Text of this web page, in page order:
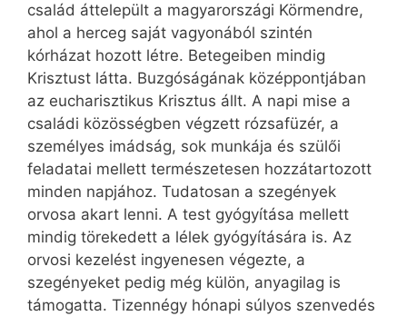
család áttelepült a magyarországi Körmendre,
ahol a herceg saját vagyonából szintén
kórházat hozott létre. Betegeiben mindig
Krisztust látta. Buzgóságának középpontjában
az eucharisztikus Krisztus állt. A napi mise a
családi közösségben végzett rózsafüzér, a
személyes imádság, sok munkája és szülői
feladatai mellett természetesen hozzátartozott
minden napjához. Tudatosan a szegények
orvosa akart lenni. A test gyógyítása mellett
mindig törekedett a lélek gyógyítására is. Az
orvosi kezelést ingyenesen végezte, a
szegényeket pedig még külön, anyagilag is
támogatta. Tizennégy hónapi súlyos szenvedés